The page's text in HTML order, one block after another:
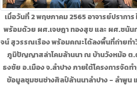
เมื่อวันที่ 2 พฤษภาคม 2565 อาจารย์ปราการ
พร้อมด้วย ผศ.เจษฎา ทองสุข และ ผศ.ชนั
จน์ สุวรรณเรือง พร้อมคณะได้ลงพื้นที่ถ่ายทำ
ภูมิปัญญาสล่าโคมล้านนา ณ บ้านวังหม้อ ต
ธงชัย อ.เมือง จ.ลำปาง ภายใต้โครงการจัดท
ข้อมูลชุมชนช่างศิลป์ล้านนาลำปาง - ลำพูน